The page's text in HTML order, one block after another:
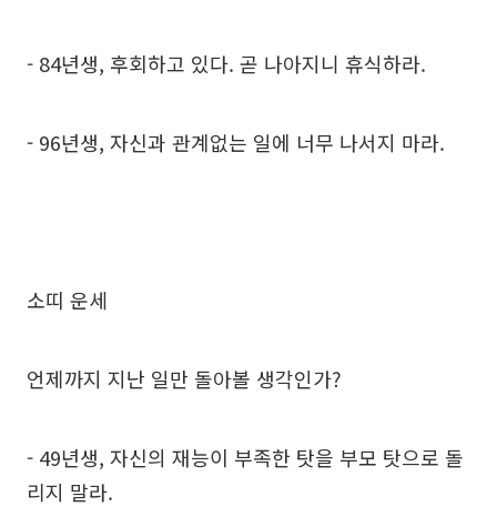
- 84년생, 후회하고 있다. 곧 나아지니 휴식하라.
- 96년생, 자신과 관계없는 일에 너무 나서지 마라.
소띠 운세
언제까지 지난 일만 돌아볼 생각인가?
- 49년생, 자신의 재능이 부족한 탓을 부모 탓으로 돌
리지 말라.